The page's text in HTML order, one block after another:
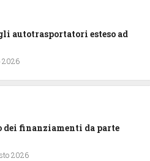
autotrasportatori esteso ad
2026
dei finanziamenti da parte
2026